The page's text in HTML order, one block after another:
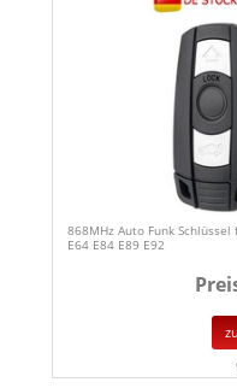
868MHz Auto Funk Schlüssel
E64 E84 E89 E92